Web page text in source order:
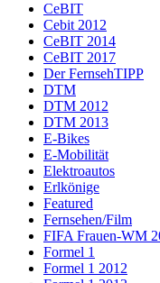
CeBIT
Cebit 2012
CeBIT 2014
CeBIT 2017
Der FernsehTIPP
DTM
DTM 2012
DTM 2013
E-Bikes
E-Mobilität
Elektroautos
Erlkönige
Featured
Fernsehen/Film
FIFA Frauen-WM
Formel 1
Formel 1 2012